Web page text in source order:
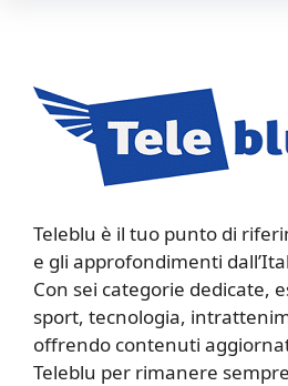
Teleblu è il tuo punto di
e gli approfondimenti
Con sei categorie dedicate,
sport, tecnologia,
offrendo contenuti
Teleblu per rimanere